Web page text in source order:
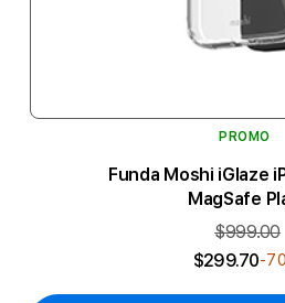
PROMO
Funda Moshi iGlaze
MagSafe
$999.00
$299.70-